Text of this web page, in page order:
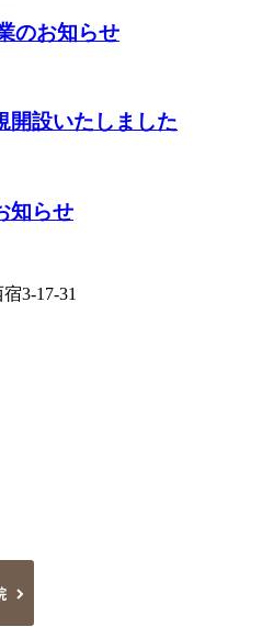
のお知らせ
開設いたしました
知らせ
3-17-31